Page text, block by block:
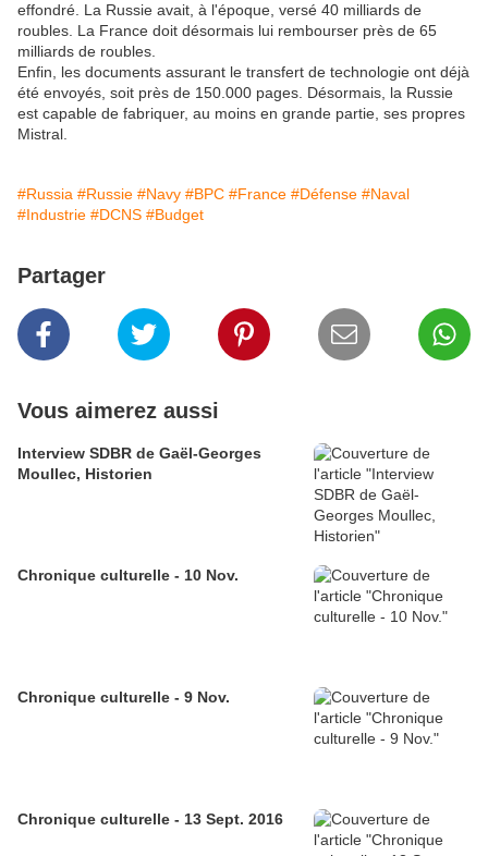
effondré. La Russie avait, à l'époque, versé 40 milliards de
roubles. La France doit désormais lui rembourser près de 65
milliards de roubles.
Enfin, les documents assurant le transfert de technologie ont déjà
été envoyés, soit près de 150.000 pages. Désormais, la Russie
est capable de fabriquer, au moins en grande partie, ses propres
Mistral.
#Russia #Russie #Navy #BPC #France #Défense #Naval
#Industrie #DCNS #Budget
Partager
Vous aimerez aussi
Interview SDBR de Gaël-Georges
Moullec, Historien
Chronique culturelle - 10 Nov.
Chronique culturelle - 9 Nov.
Chronique culturelle - 13 Sept. 2016